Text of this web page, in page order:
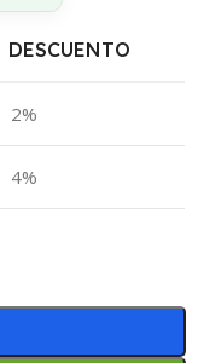
DESCUENTO
2%
4%